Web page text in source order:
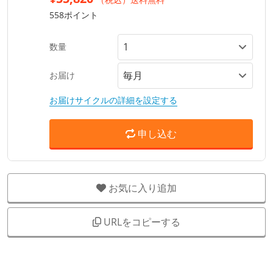
558ポイント
数量
お届け
お届けサイクルの詳細を設定する
申し込む
お気に入り追加
URLをコピーする